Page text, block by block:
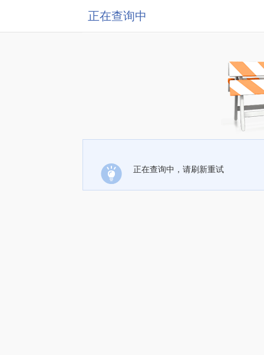
正在查询中
正在查询中，请刷新重试